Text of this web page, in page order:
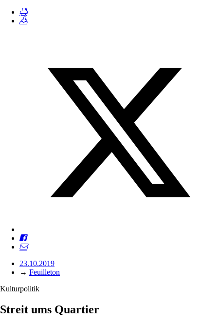
23.10.2019
→ Feuilleton
Kulturpolitik
Streit ums Quartier